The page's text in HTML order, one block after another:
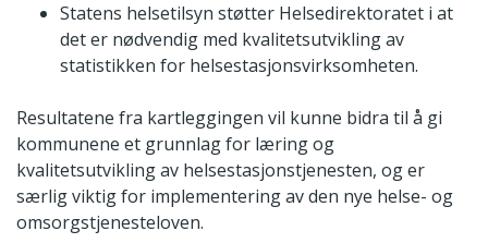
Statens helsetilsyn støtter Helsedirektoratet i at
det er nødvendig med kvalitetsutvikling av
statistikken for helsestasjonsvirksomheten.
Resultatene fra kartleggingen vil kunne bidra til å gi
kommunene et grunnlag for læring og
kvalitetsutvikling av helsestasjonstjenesten, og er
særlig viktig for implementering av den nye helse- og
omsorgstjenesteloven.